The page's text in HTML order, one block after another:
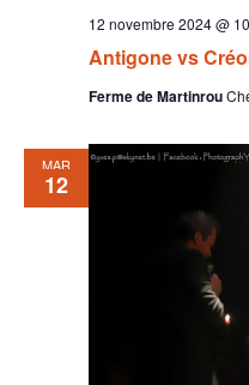
Antigone vs
12 novembre 2024 @
Ferme de Martinrou
MAR
12